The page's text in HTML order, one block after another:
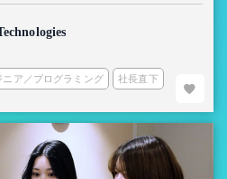
ニア／プログラミング 社長直下